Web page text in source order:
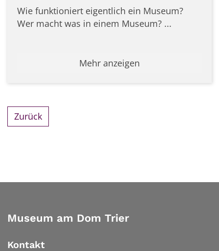
Wie funktioniert eigentlich ein Museum?
Wer macht was in einem Museum? ...
Mehr anzeigen
Zurück
Museum am Dom Trier
Kontakt